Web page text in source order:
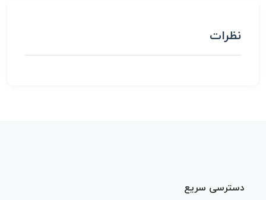
نظرات
دسترسی سریع